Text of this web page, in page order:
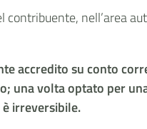
contribuente, nell’area
accredito su conto
una volta optato per
irreversibile.